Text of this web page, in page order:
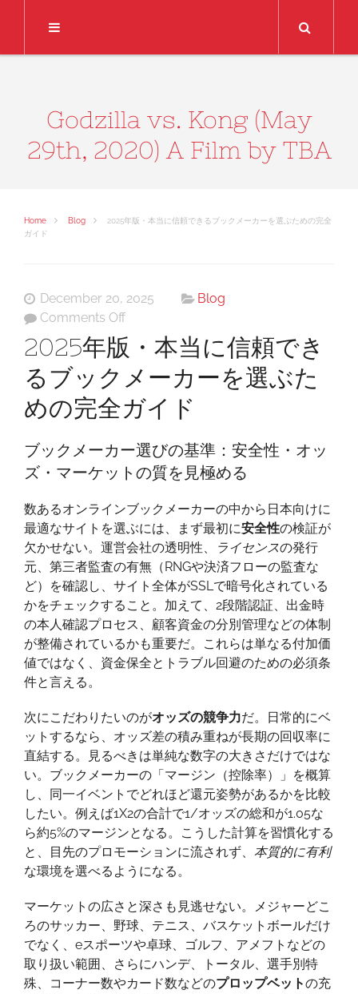
Godzilla vs. Kong (May
29th, 2020) A Film by TBA
Home Blog
2025年版・本当に信頼できるブックメーカーを選ぶための完全
ガイド
December 20, 2025
Blog
Comments Offon
2025
年
版・
当
信
頼
き
る
ブ
ッ
ク
メ
ー
カ
ー
ぶ
た
め
の
完
全
ガ
イ
ド
2025年版・本当に信頼でき
るブックメーカーを選ぶた
めの完全ガイド
ブックメーカー選びの基準：安全性・オッ
ズ・マーケットの質を見極める
数あるオンラインブックメーカーの中から日本向けに
最適なサイトを選ぶには、まず最初に安全性の検証が
欠かせない。運営会社の透明性、
ライセンスの発行
元、第三者監査の有無（RNGや決済フローの監査な
ど）を確認し、サイト全体がSSLで暗号化されている
かをチェックすること。加えて、2段階認証、出金時
の本人確認プロセス、顧客資金の分別管理などの体制
が整備されているかも重要だ。これらは単なる付加価
値ではなく、資金保全とトラブル回避のための必須条
件と言える。
次にこだわりたいのがオッズの競争力だ。日常的にベ
ットするなら、オッズ差の積み重ねが長期の回収率に
直結する。見るべきは単純な数字の大きさだけではな
い。ブックメーカーの「マージン（控除率）」を概算
し、同一イベントでどれほど還元姿勢があるかを比較
したい。例えば1X2の合計で1/オッズの総和が1.05な
ら約5%のマージンとなる。こうした計算を習慣化する
と、目先のプロモーションに流されず、 本質的に有利
な環境を選べるようになる。
マーケットの広さと深さも見逃せない。メジャーどこ
ろのサッカー、野球、テニス、バスケットボールだけ
でなく、eスポーツや卓球、ゴルフ、アメフトなどの
取り扱い範囲、さらにハンデ、トータル、選手別特
殊、コーナー数やカード数などのプロップベットの充